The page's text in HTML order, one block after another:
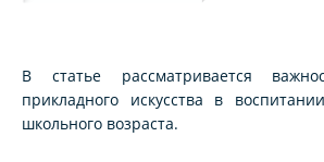
В статье рассматривается
прикладного искусства в
школьного возраста.